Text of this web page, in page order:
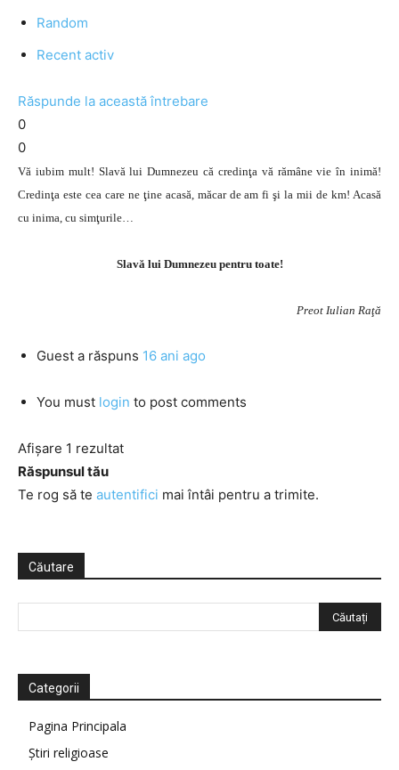
Random
Recent activ
Răspunde la această întrebare
0
0
Vă iubim mult! Slavă lui Dumnezeu că credinţa vă rămâne vie în inimă!
Credinţa este cea care ne ţine acasă, măcar de am fi şi la mii de km! Acasă
cu inima, cu simţurile…
Slavă lui Dumnezeu pentru toate!
Preot Iulian Raţă
Guest a răspuns 16 ani ago
You must login to post comments
Afișare 1 rezultat
Răspunsul tău
Te rog să te autentifici mai întâi pentru a trimite.
Căutare
Categorii
Pagina Principala
Știri religioase